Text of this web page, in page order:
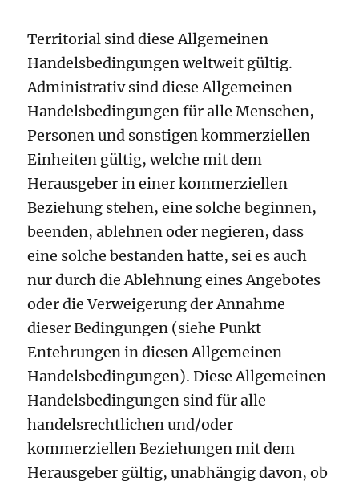
Territorial sind diese Allgemeinen
Handelsbedingungen weltweit gültig.
Administrativ sind diese Allgemeinen
Handelsbedingungen für alle Menschen,
Personen und sonstigen kommerziellen
Einheiten gültig, welche mit dem
Herausgeber in einer kommerziellen
Beziehung stehen, eine solche beginnen,
beenden, ablehnen oder negieren, dass
eine solche bestanden hatte, sei es auch
nur durch die Ablehnung eines Angebotes
oder die Verweigerung der Annahme
dieser Bedingungen (siehe Punkt
Entehrungen in diesen Allgemeinen
Handelsbedingungen). Diese Allgemeinen
Handelsbedingungen sind für alle
handelsrechtlichen und/oder
kommerziellen Beziehungen mit dem
Herausgeber gültig, unabhängig davon, ob